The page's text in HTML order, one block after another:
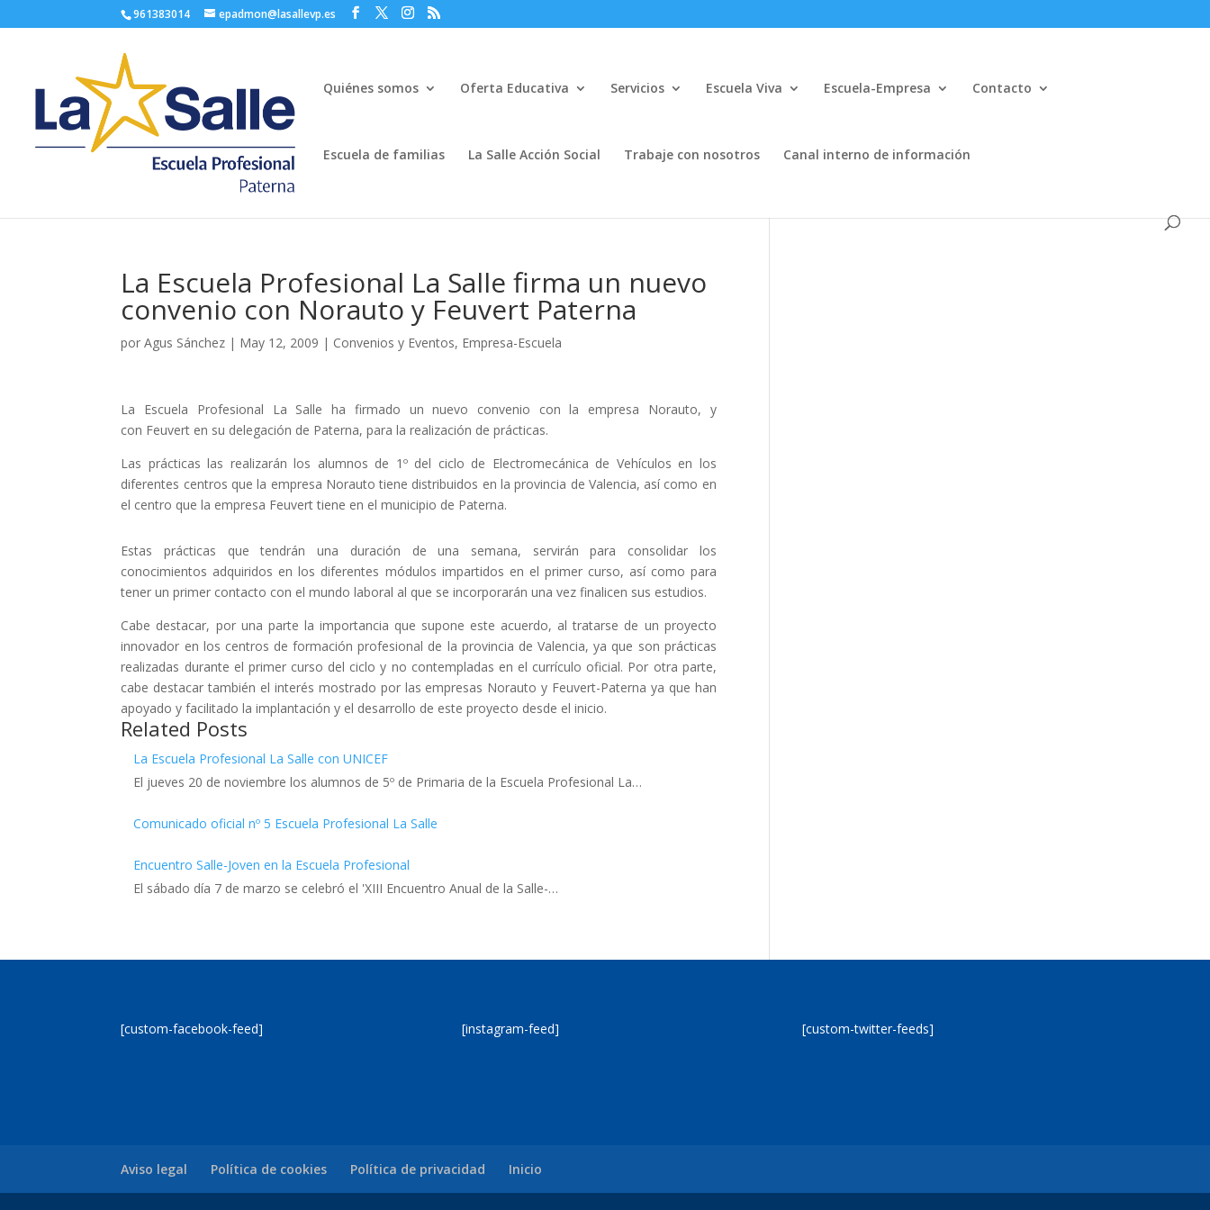
961383014 epadmon@lasallevp.es
Quiénes somos Oferta Educativa Servicios Escuela Viva Escuela-Empresa Contacto
Escuela de familias La Salle Acción Social Trabaje con nosotros Canal interno de información
La Escuela Profesional La Salle firma un nuevo
convenio con Norauto y Feuvert Paterna
porAgus Sánchez | May 12, 2009 | Convenios y Eventos, Empresa-Escuela
La Escuela Profesional La Salle ha firmado un nuevo convenio con la empresa Norauto, y
con Feuvert en su delegación de Paterna, para la realización de prácticas.
Las prácticas las realizarán los alumnos de 1º del ciclo de Electromecánica de Vehículos en los
diferentes centros que la empresa Norauto tiene distribuidos en la provincia de Valencia, así como en
el centro que la empresa Feuvert tiene en el municipio de Paterna.
Estas prácticas que tendrán una duración de una semana, servirán para consolidar los
conocimientos adquiridos en los diferentes módulos impartidos en el primer curso, así como para
tener un primer contacto con el mundo laboral al que se incorporarán una vez finalicen sus estudios.
Cabe destacar, por una parte la importancia que supone este acuerdo, al tratarse de un proyecto
innovador en los centros de formación profesional de la provincia de Valencia, ya que son prácticas
realizadas durante el primer curso del ciclo y no contempladas en el currículo oficial. Por otra parte,
cabe destacar también el interés mostrado por las empresas Norauto y Feuvert-Paterna ya que han
apoyado y facilitado la implantación y el desarrollo de este proyecto desde el inicio.
Related Posts
La Escuela Profesional La Salle con UNICEF
El jueves 20 de noviembre los alumnos de 5º de Primaria de la Escuela Profesional La…
Comunicado oficial nº 5 Escuela Profesional La Salle
Encuentro Salle-Joven en la Escuela Profesional
El sábado día 7 de marzo se celebró el 'XIII Encuentro Anual de la Salle-…
[custom-facebook-feed] [instagram-feed] [custom-twitter-feeds]
Aviso legal Política de cookies Política de privacidad Inicio